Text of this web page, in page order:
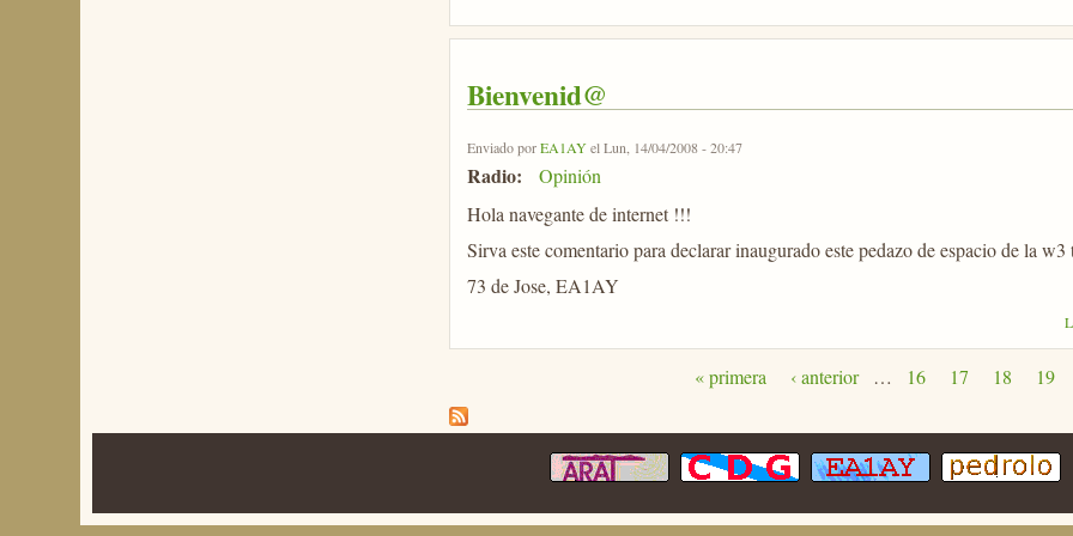
Bienvenid@
Enviado porEA1AYel Lun, 14/04/2008 - 20:47
Radio:
Opinión
Hola navegante de internet !!!
Sirva este comentario para declarar inaugurado este pedazo de espacio de la
73 de Jose, EA1AY
Páginas
« primera ‹ anterior … 16 17 18 19